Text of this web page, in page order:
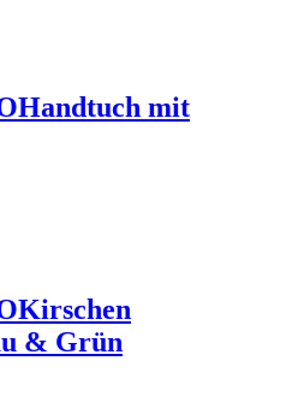
Handtuch mit
Kirschen
& Grün